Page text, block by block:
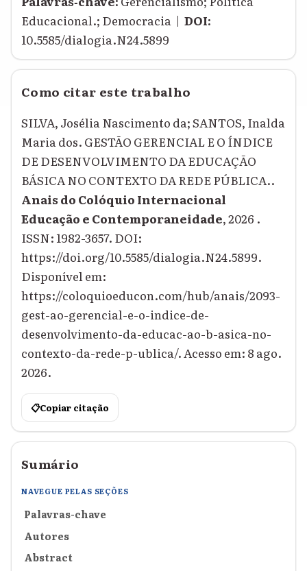
Educacional.; Democracia | DOI:
10.5585/dialogia.N24.5899
Como citar este trabalho
SILVA, Josélia Nascimento da; SANTOS, Inalda
Maria dos. GESTÃO GERENCIAL E O ÍNDICE
DE DESENVOLVIMENTO DA EDUCAÇÃO
BÁSICA NO CONTEXTO DA REDE PÚBLICA..
Anais do Colóquio Internacional
Educação e Contemporaneidade, 2026 .
ISSN: 1982-3657. DOI:
https://doi.org/10.5585/dialogia.N24.5899.
Disponível em:
https://coloquioeducon.com/hub/anais/2093-
gest-ao-gerencial-e-o-indice-de-
desenvolvimento-da-educac-ao-b-asica-no-
contexto-da-rede-p-ublica/. Acesso em: 8 ago.
2026.
📋Copiar citação
Sumário
NAVEGUE PELAS SEÇÕES
Palavras-chave
Autores
Abstract